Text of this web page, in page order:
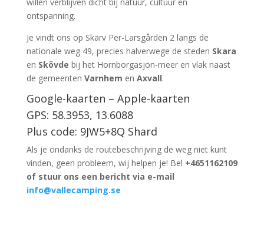
ontspanning.
Je vindt ons op Skärv Per-Larsgården 2 langs de
nationale weg 49, precies halverwege de steden Skara
en Skövde bij het Hornborgasjön-meer en vlak naast
de gemeenten Varnhem en Axvall.
Google-kaarten – Apple-kaarten
GPS: 58.3953, 13.6088
Plus code: 9JW5+8Q Shard
Als je ondanks de routebeschrijving de weg niet kunt
vinden, geen probleem, wij helpen je! Bel +4651162109
of stuur ons een bericht via e-mail
info@vallecamping.se